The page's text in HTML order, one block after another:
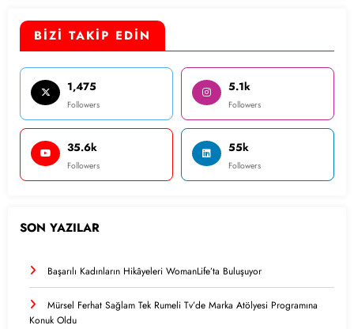
BİZİ TAKİP EDİN
1,475
Followers
5.1k
Followers
35.6k
Followers
55k
Followers
SON YAZILAR
Başarılı Kadınların Hikâyeleri WomanLife’ta Buluşuyor
Mürsel Ferhat Sağlam Tek Rumeli Tv’de Marka Atölyesi Programına
Konuk Oldu